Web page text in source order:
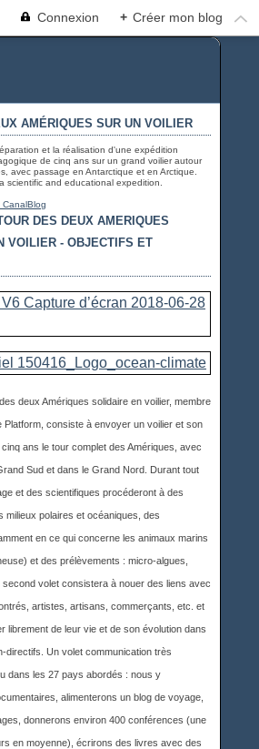
Connexion + Créer mon blog
LESS FISH IN BAY OF SOMME
AMÉRIQUES SUR UN VOILIER
et la réalisation d'une expédition
de cinq ans sur un grand voilier autour
avec passage en Antarctique et en Arctique.
scientific and educational expedition.
DES DEUX AMERIQUES
VOILIER - OBJECTIFS ET
deux Amériques solidaire en voilier, membre
Platform, consiste à envoyer un voilier et son
ans le tour complet des Amériques, avec
Sud et dans le Grand Nord. Durant tout
et des scientifiques procéderont à des
milieux polaires et océaniques, des
en ce qui concerne les animaux marins
et des prélèvements : micro-algues,
volet consistera à nouer des liens avec
artistes, artisans, commerçants, etc. et
librement de leur vie et de son évolution dans
directifs. Un volet communication très
dans les 27 pays abordés : nous y
alimenterons un blog de voyage,
donnerons environ 400 conférences (une
en moyenne), écrirons des livres avec des